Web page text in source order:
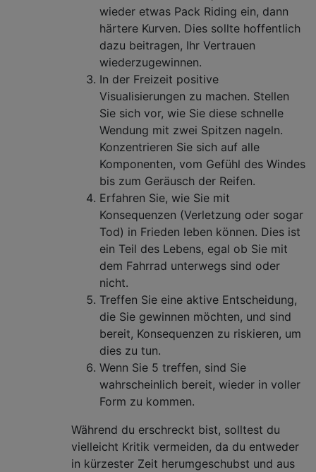
wieder etwas Pack Riding ein, dann
härtere Kurven. Dies sollte hoffentlich
dazu beitragen, Ihr Vertrauen
wiederzugewinnen.
In der Freizeit positive
Visualisierungen zu machen. Stellen
Sie sich vor, wie Sie diese schnelle
Wendung mit zwei Spitzen nageln.
Konzentrieren Sie sich auf alle
Komponenten, vom Gefühl des Windes
bis zum Geräusch der Reifen.
Erfahren Sie, wie Sie mit
Konsequenzen (Verletzung oder sogar
Tod) in Frieden leben können. Dies ist
ein Teil des Lebens, egal ob Sie mit
dem Fahrrad unterwegs sind oder
nicht.
Treffen Sie eine aktive Entscheidung,
die Sie gewinnen möchten, und sind
bereit, Konsequenzen zu riskieren, um
dies zu tun.
Wenn Sie 5 treffen, sind Sie
wahrscheinlich bereit, wieder in voller
Form zu kommen.
Während du erschreckt bist, solltest du
vielleicht Kritik vermeiden, da du entweder
in kürzester Zeit herumgeschubst und aus